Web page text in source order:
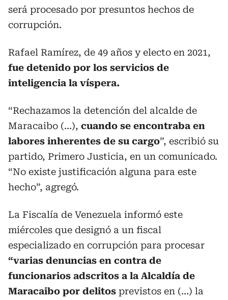
será procesado por presuntos hechos de
corrupción.
Rafael Ramírez, de 49 años y electo en 2021,
fue detenido por los servicios de
inteligencia la víspera.
“Rechazamos la detención del alcalde de
Maracaibo (...), cuando se encontraba en
labores inherentes de su cargo”, escribió su
partido, Primero Justicia, en un comunicado.
“No existe justificación alguna para este
hecho”, agregó.
La Fiscalía de Venezuela informó este
miércoles que designó a un fiscal
especializado en corrupción para procesar
“varias denuncias en contra de
funcionarios adscritos a la Alcaldía de
Maracaibo por delitos previstos en (...) la